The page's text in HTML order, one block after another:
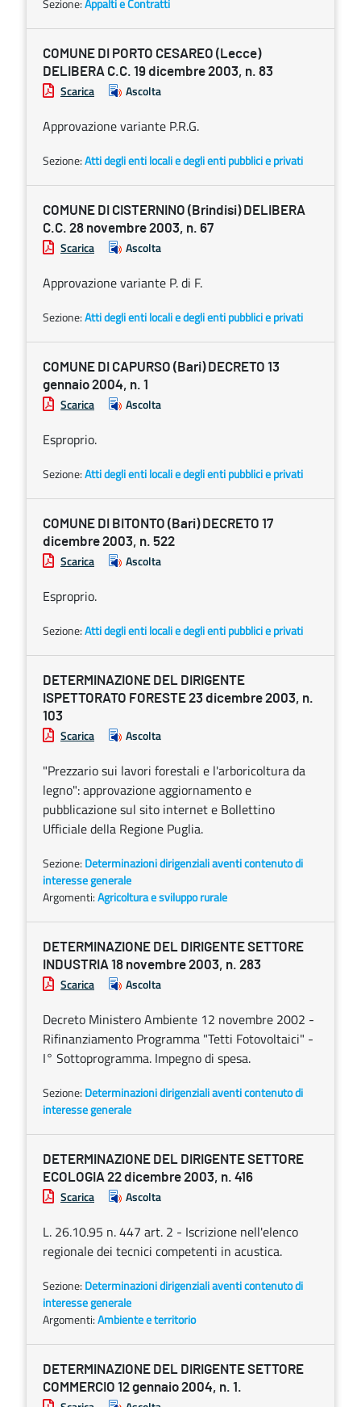
Sezione:Appalti e Contratti
COMUNE DI PORTO CESAREO (Lecce)
DELIBERA C.C. 19 dicembre 2003, n. 83
Scarica Ascolta
Approvazione variante P.R.G.
Sezione:Atti degli enti locali e degli enti pubblici e privati
COMUNE DI CISTERNINO (Brindisi) DELIBERA
C.C. 28 novembre 2003, n. 67
Scarica Ascolta
Approvazione variante P. di F.
Sezione:Atti degli enti locali e degli enti pubblici e privati
COMUNE DI CAPURSO (Bari) DECRETO 13
gennaio 2004, n. 1
Scarica Ascolta
Esproprio.
Sezione:Atti degli enti locali e degli enti pubblici e privati
COMUNE DI BITONTO (Bari) DECRETO 17
dicembre 2003, n. 522
Scarica Ascolta
Esproprio.
Sezione:Atti degli enti locali e degli enti pubblici e privati
DETERMINAZIONE DEL DIRIGENTE
ISPETTORATO FORESTE 23 dicembre 2003, n.
103
Scarica Ascolta
"Prezzario sui lavori forestali e l'arboricoltura da
legno": approvazione aggiornamento e
pubblicazione sul sito internet e Bollettino
Ufficiale della Regione Puglia.
Sezione: Determinazioni dirigenziali aventi contenuto di
interesse generale
Argomenti:Agricoltura e sviluppo rurale
DETERMINAZIONE DEL DIRIGENTE SETTORE
INDUSTRIA 18 novembre 2003, n. 283
Scarica Ascolta
Decreto Ministero Ambiente 12 novembre 2002 -
Rifinanziamento Programma "Tetti Fotovoltaici" -
I° Sottoprogramma. Impegno di spesa.
Sezione: Determinazioni dirigenziali aventi contenuto di
interesse generale
DETERMINAZIONE DEL DIRIGENTE SETTORE
ECOLOGIA 22 dicembre 2003, n. 416
Scarica Ascolta
L. 26.10.95 n. 447 art. 2 - Iscrizione nell'elenco
regionale dei tecnici competenti in acustica.
Sezione: Determinazioni dirigenziali aventi contenuto di
interesse generale
Argomenti:Ambiente e territorio
DETERMINAZIONE DEL DIRIGENTE SETTORE
COMMERCIO 12 gennaio 2004, n. 1.